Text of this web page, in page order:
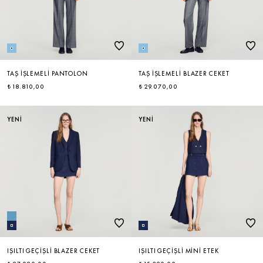
TAŞ İŞLEMELI PANTOLON
₺ 18.810,00
TAŞ İŞLEMELI BLAZER CEKET
₺ 29.070,00
YENİ
IŞILTI GEÇIŞLI BLAZER CEKET
YENİ
IŞILTI GEÇIŞLI MINI ETEK